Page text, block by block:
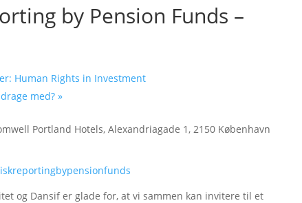
by Pension Funds –
Human Rights in Investment
med?»
Portland Hotels, Alexandriagade 1, 2150 København
og Dansif er glade for, at vi sammen kan invitere til et